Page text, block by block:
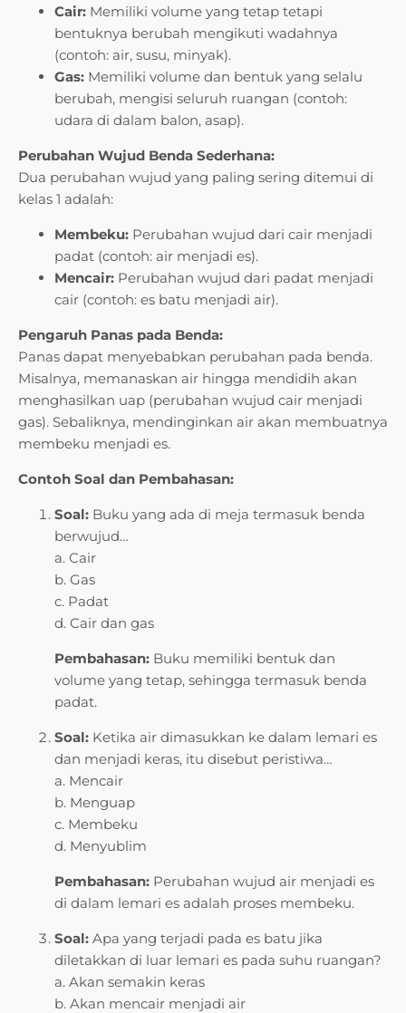
Cair: Memiliki volume yang tetap tetapi
bentuknya berubah mengikuti wadahnya
(contoh: air, susu, minyak).
Gas: Memiliki volume dan bentuk yang selalu
berubah, mengisi seluruh ruangan (contoh:
udara di dalam balon, asap).
Perubahan Wujud Benda Sederhana:
Dua perubahan wujud yang paling sering ditemui di
kelas 1 adalah:
Membeku: Perubahan wujud dari cair menjadi
padat (contoh: air menjadi es).
Mencair: Perubahan wujud dari padat menjadi
cair (contoh: es batu menjadi air).
Pengaruh Panas pada Benda:
Panas dapat menyebabkan perubahan pada benda.
Misalnya, memanaskan air hingga mendidih akan
menghasilkan uap (perubahan wujud cair menjadi
gas). Sebaliknya, mendinginkan air akan membuatnya
membeku menjadi es.
Contoh Soal dan Pembahasan:
Soal: Buku yang ada di meja termasuk benda
berwujud…
a. Cair
b. Gas
c. Padat
d. Cair dan gas
Pembahasan: Buku memiliki bentuk dan
volume yang tetap, sehingga termasuk benda
padat.
Soal: Ketika air dimasukkan ke dalam lemari es
dan menjadi keras, itu disebut peristiwa…
a. Mencair
b. Menguap
c. Membeku
d. Menyublim
Pembahasan: Perubahan wujud air menjadi es
di dalam lemari es adalah proses membeku.
Soal: Apa yang terjadi pada es batu jika
diletakkan di luar lemari es pada suhu ruangan?
a. Akan semakin keras
b. Akan mencair menjadi air